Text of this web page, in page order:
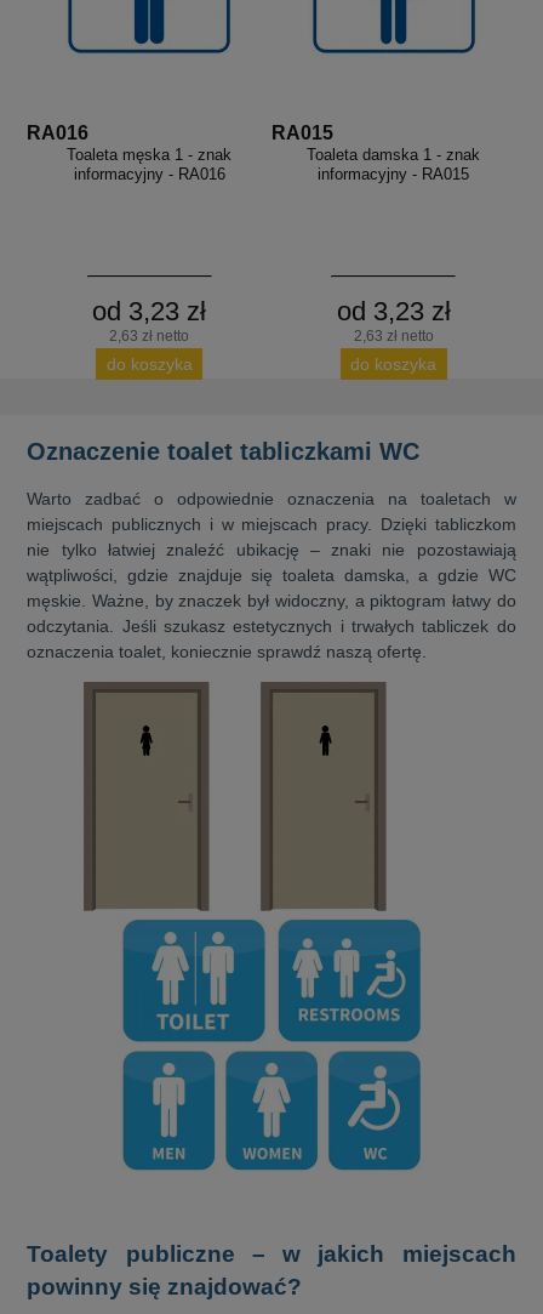
RA016
Toaleta męska 1 - znak
informacyjny - RA016
od 3,23 zł
2,63 zł netto
do koszyka
RA015
Toaleta damska 1 - znak
informacyjny - RA015
od 3,23 zł
2,63 zł netto
do koszyka
Oznaczenie toalet tabliczkami WC
Warto zadbać o odpowiednie oznaczenia na toaletach w
miejscach publicznych i w miejscach pracy. Dzięki tabliczkom
nie tylko łatwiej znaleźć ubikację – znaki nie pozostawiają
wątpliwości, gdzie znajduje się toaleta damska, a gdzie WC
męskie. Ważne, by znaczek był widoczny, a piktogram łatwy do
odczytania. Jeśli szukasz estetycznych i trwałych tabliczek do
oznaczenia toalet, koniecznie sprawdź naszą ofertę.
Toalety publiczne – w jakich miejscach
powinny się znajdować?